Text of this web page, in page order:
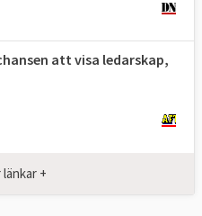
att visa ledarskap,
+